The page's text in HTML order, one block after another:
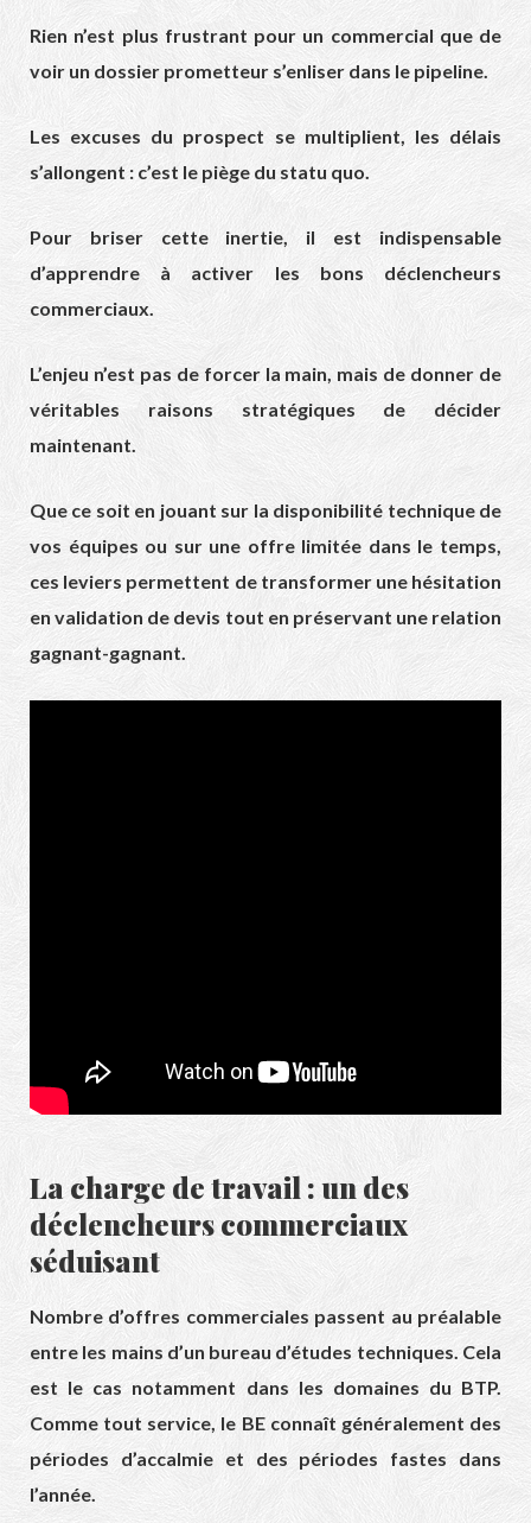
Rien n’est plus frustrant pour un commercial que de
voir un dossier prometteur s’enliser dans le pipeline.
Les excuses du prospect se multiplient, les délais
s’allongent : c’est le piège du statu quo.
Pour briser cette inertie, il est indispensable
d’apprendre à activer les bons déclencheurs
commerciaux.
L’enjeu n’est pas de forcer la main, mais de donner de
véritables raisons stratégiques de décider
maintenant.
Que ce soit en jouant sur la disponibilité technique de
vos équipes ou sur une offre limitée dans le temps,
ces leviers permettent de transformer une hésitation
en validation de devis tout en préservant une relation
gagnant-gagnant.
La charge de travail : un des
déclencheurs commerciaux
séduisant
Nombre d’offres commerciales passent au préalable
entre les mains d’un bureau d’études techniques. Cela
est le cas notamment dans les domaines du BTP.
Comme tout service, le BE connaît généralement des
périodes d’accalmie et des périodes fastes dans
l’année.